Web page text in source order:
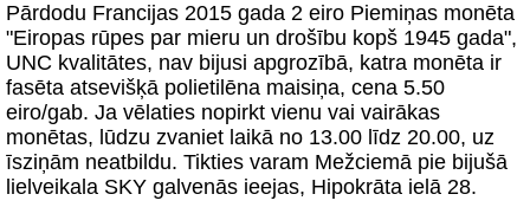
Pārdodu Francijas 2015 gada 2 eiro Piemiņas monēta
"Eiropas rūpes par mieru un drošību kopš 1945 gada",
UNC kvalitātes, nav bijusi apgrozībā, katra monēta ir
fasēta atsevišķā polietilēna maisiņa, cena 5.50
eiro/gab. Ja vēlaties nopirkt vienu vai vairākas
monētas, lūdzu zvaniet laikā no 13.00 līdz 20.00, uz
īsziņām neatbildu. Tikties varam Mežciemā pie bijušā
lielveikala SKY galvenās ieejas, Hipokrāta ielā 28.